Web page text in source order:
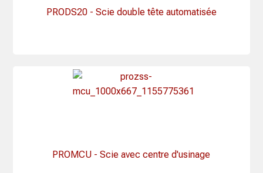
PRODS20 - Scie double tête automatisée
PROMCU - Scie avec centre d'usinage